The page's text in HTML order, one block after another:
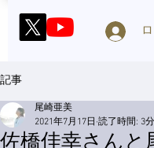
記事
佐橋佳幸さんと
尾崎亜美
2021年7月17日 読了時間: 3分